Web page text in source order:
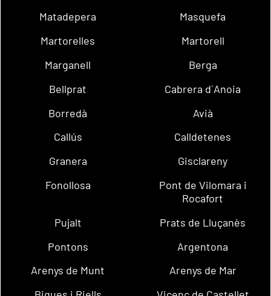
Matadepera
Masquefa
Martorelles
Martorell
Marganell
Berga
Bellprat
Cabrera d´Anoia
Borredà
Avià
Callús
Calldetenes
Granera
Gisclareny
Fonollosa
Pont de Vilomara i
Rocafort
Pujalt
Prats de Lluçanès
Pontons
Argentona
Arenys de Munt
Arenys de Mar